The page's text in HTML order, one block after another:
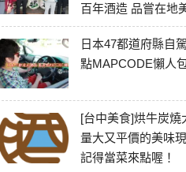
百年酒造 品嘗在地
最老牌電影院
日本47都道府縣自
點MAPCODE懶人
[台中美食]烘牛炭燒
量大又平價的美味
記得當菜來點喔！